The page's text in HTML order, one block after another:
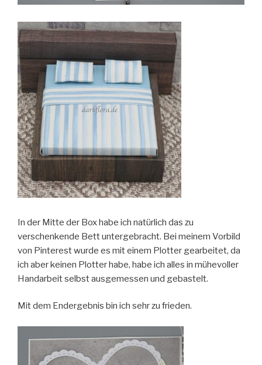
In der Mitte der Box habe ich natürlich das zu
verschenkende Bett untergebracht. Bei meinem Vorbild
von Pinterest wurde es mit einem Plotter gearbeitet, da
ich aber keinen Plotter habe, habe ich alles in mühevoller
Handarbeit selbst ausgemessen und gebastelt.
Mit dem Endergebnis bin ich sehr zu frieden.